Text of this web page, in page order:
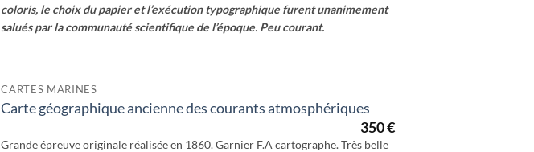
coloris, le choix du papier et l’exécution typographique furent unanimement
salués par la communauté scientifique de l’époque. Peu courant.
CARTES MARINES
Carte géographique ancienne des courants atmosphériques
350€
Grande épreuve originale réalisée en 1860. Garnier F.A cartographe. Très belle